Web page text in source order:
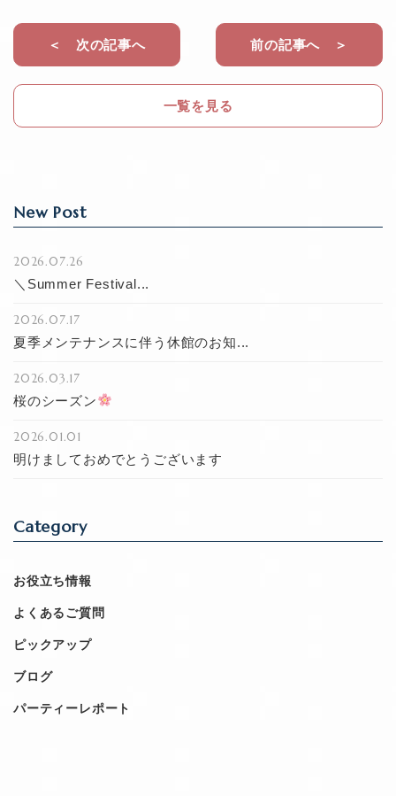
e
b
o
k
＜ 次の記事へ
一覧を見る
前の記事へ ＞
New Post
2026.07.26
＼Summer Festival...
2026.07.17
夏季メンテナンスに伴う休館のお知...
2026.03.17
桜のシーズン
2026.01.01
明けましておめでとうございます
Category
お役立ち情報
よくあるご質問
ピックアップ
ブログ
パーティーレポート